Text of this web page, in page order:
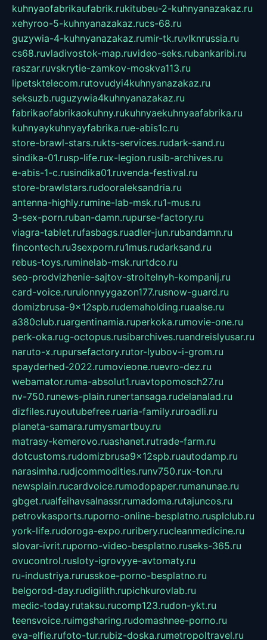
kuhnyaofabrikaufabrik.rukitubeu-2-kuhnyanazakaz.ru
xehyroo-5-kuhnyanazakaz.rucs-68.ru
guzywia-4-kuhnyanazakaz.rumir-tk.ruvlknrussia.ru
cs68.ruvladivostok-map.ruvideo-seks.rubankaribi.ru
raszar.ruvskrytie-zamkov-moskva113.ru
lipetsktelecom.rutovudyi4kuhnyanazakaz.ru
seksuzb.ruguzywia4kuhnyanazakaz.ru
fabrikaofabrikaokuhny.rukuhnyaekuhnyaafabrika.ru
kuhnyaykuhnyayfabrika.rue-abis1c.ru
store-brawl-stars.rukts-services.rudark-sand.ru
sindika-01.rusp-life.rux-legion.rusib-archives.ru
e-abis-1-c.rusindika01.ruvenda-festival.ru
store-brawlstars.rudooraleksandria.ru
antenna-highly.rumine-lab-msk.ru1-mus.ru
3-sex-porn.ruban-damn.rupurse-factory.ru
viagra-tablet.rufasbags.ruadler-jun.rubandamn.ru
fincontech.ru3sexporn.ru1mus.rudarksand.ru
rebus-toys.ruminelab-msk.rurtdco.ru
seo-prodvizhenie-sajtov-stroitelnyh-kompanij.ru
card-voice.rurulonnyygazon177.rusnow-guard.ru
domizbrusa-9x12spb.rudemaholding.ruaalse.ru
a380club.ruargentinamia.ruperkoka.rumovie-one.ru
perk-oka.rug-octopus.rusibarchives.ruandreislyusar.ru
naruto-x.rupursefactory.rutor-lyubov-i-grom.ru
spayderhed-2022.rumovieone.ruevro-dez.ru
webamator.ruma-absolut1.ruavtopomosch27.ru
nv-750.runews-plain.runertansaga.rudelanalad.ru
dizfiles.ruyoutubefree.ruaria-family.ruroadli.ru
planeta-samara.rumysmartbuy.ru
matrasy-kemerovo.ruashanet.rutrade-farm.ru
dotcustoms.rudomizbrusa9x12spb.ruautodamp.ru
narasimha.rudjcommodities.runv750.rux-ton.ru
newsplain.rucardvoice.rumodopaper.rumanunae.ru
gbget.rualfeihavsalnassr.rumadoma.rutajuncos.ru
petrovkasports.ruporno-online-besplatno.rusplclub.ru
york-life.rudoroga-expo.ruribery.rucleanmedicine.ru
slovar-ivrit.ruporno-video-besplatno.ruseks-365.ru
ovucontrol.rusloty-igrovyye-avtomaty.ru
ru-industriya.rurusskoe-porno-besplatno.ru
belgorod-day.rudigilith.rupichkurovlab.ru
medic-today.rutaksu.rucomp123.rudon-ykt.ru
teensvoice.ruimgsharing.rudomashnee-porno.ru
eva-elfie.rufoto-tur.rubiz-doska.rumetropoltravel.ru